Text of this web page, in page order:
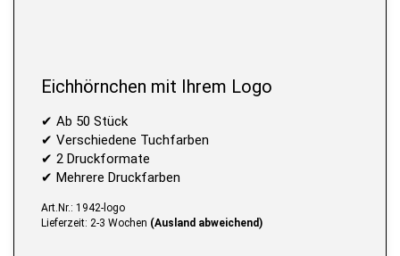
Eichhörnchen mit Ihrem Logo
✔ Ab 50 Stück
✔ Verschiedene Tuchfarben
✔ 2 Druckformate
✔ Mehrere Druckfarben
Art.Nr.: 1942-logo
Lieferzeit: 2-3 Wochen (Ausland abweichend)